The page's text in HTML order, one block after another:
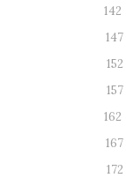
142
147
152
157
162
167
172